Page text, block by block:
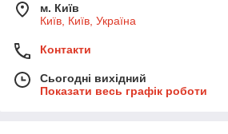
м. Київ
Київ, Київ, Україна
Контакти
Сьогодні вихідний
Показати весь графік роботи